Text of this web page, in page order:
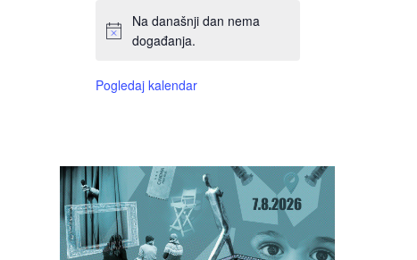
Na današnji dan nema
događanja.
Pogledaj kalendar